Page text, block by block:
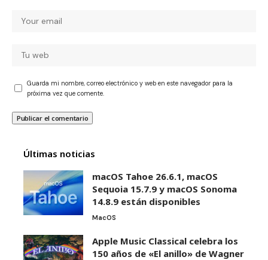
Guarda mi nombre, correo electrónico y web en este navegador para la
próxima vez que comente.
Últimas noticias
macOS Tahoe 26.6.1, macOS
Sequoia 15.7.9 y macOS Sonoma
14.8.9 están disponibles
MacOS
Apple Music Classical celebra los
150 años de «El anillo» de Wagner